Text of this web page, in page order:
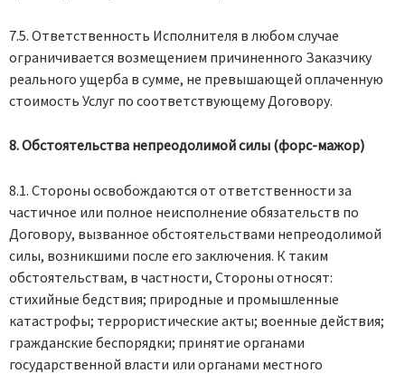
7.5. Ответственность Исполнителя в любом случае
ограничивается возмещением причиненного Заказчику
реального ущерба в сумме, не превышающей оплаченную
стоимость Услуг по соответствующему Договору.
8. Обстоятельства непреодолимой силы (форс-мажор)
8.1. Стороны освобождаются от ответственности за
частичное или полное неисполнение обязательств по
Договору, вызванное обстоятельствами непреодолимой
силы, возникшими после его заключения. К таким
обстоятельствам, в частности, Стороны относят:
стихийные бедствия; природные и промышленные
катастрофы; террористические акты; военные действия;
гражданские беспорядки; принятие органами
государственной власти или органами местного